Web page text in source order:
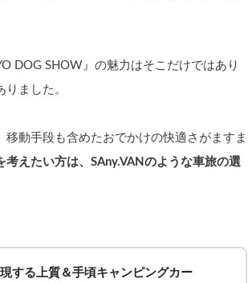
DOG SHOW』の魅力はそこだけではあり
ました。
動手段も含めたおでかけの快適さがますま
えたい方は、SAny.VANのような車旅の選
する上質＆手頃キャンピングカー